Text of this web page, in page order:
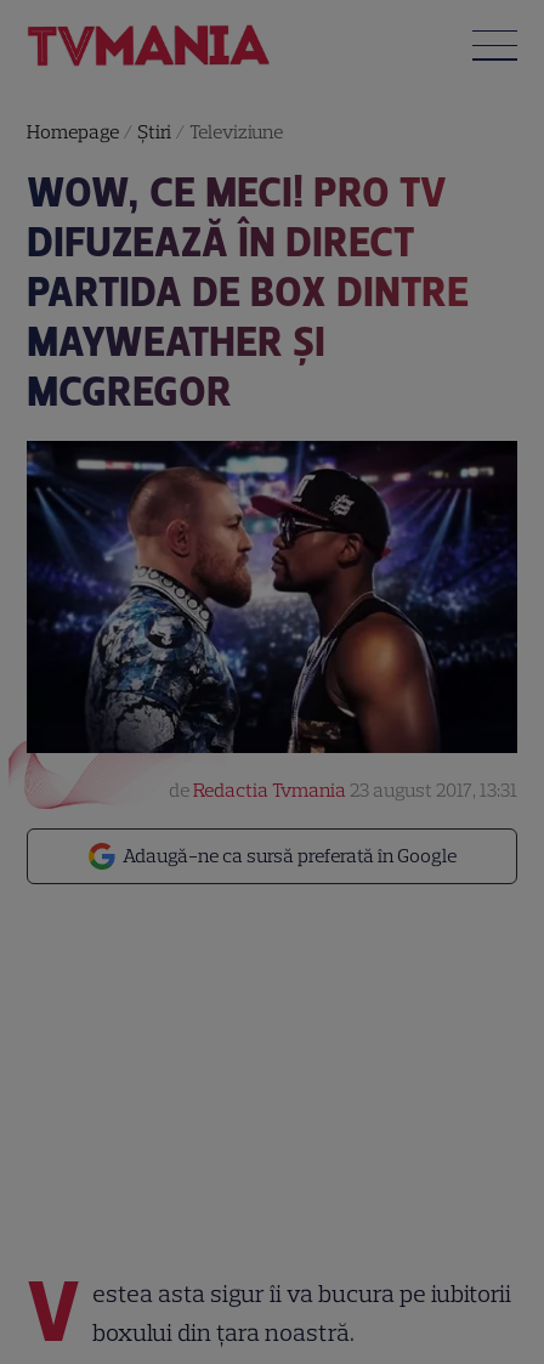
Homepage / Știri / Televiziune
WOW, CE MECI! PRO TV
DIFUZEAZĂ ÎN DIRECT
PARTIDA DE BOX DINTRE
MAYWEATHER ȘI
MCGREGOR
Adaugă-ne ca sursă preferată în Google
deRedactia Tvmania 23 august 2017, 13:31
V estea asta sigur îi va bucura pe iubitorii
boxului din țara noastră.